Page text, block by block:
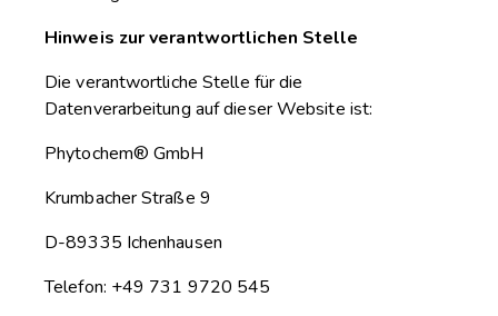
Hinweis zur verantwortlichen Stelle
Die verantwortliche Stelle für die
Datenverarbeitung auf dieser Website ist:
Phytochem® GmbH
Krumbacher Straße 9
D-89335 Ichenhausen
Telefon: +49 731 9720 545